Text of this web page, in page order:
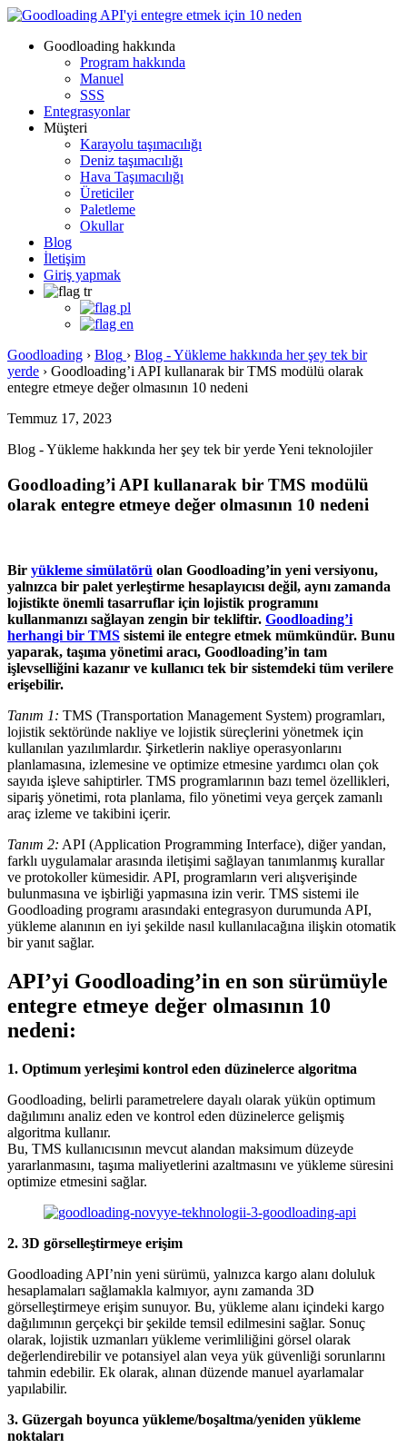
Goodloading hakkında
Program hakkında
Manuel
SSS
Entegrasyonlar
Müşteri
Karayolu taşımacılığı
Deniz taşımacılığı
Hava Taşımacılığı
Üreticiler
Paletleme
Okullar
Blog
İletişim
Giriş yapmak
Goodloading › Blog › Blog - Yükleme hakkında her şey tek bir
yerde › Goodloading’i API kullanarak bir TMS modülü olarak
entegre etmeye değer olmasının 10 nedeni
Temmuz 17, 2023
Blog - Yükleme hakkında her şey tek bir yerde Yeni teknolojiler
Goodloading’i API kullanarak bir TMS modülü
olarak entegre etmeye değer olmasının 10 nedeni
Bir yükleme simülatörü olan Goodloading’in yeni versiyonu,
yalnızca bir palet yerleştirme hesaplayıcısı değil, aynı zamanda
lojistikte önemli tasarruflar için lojistik programını
kullanmanızı sağlayan zengin bir tekliftir. Goodloading’i
herhangi bir TMS sistemi ile entegre etmek mümkündür. Bunu
yaparak, taşıma yönetimi aracı, Goodloading’in tam
işlevselliğini kazanır ve kullanıcı tek bir sistemdeki tüm verilere
erişebilir.
Tanım 1: TMS (Transportation Management System) programları,
lojistik sektöründe nakliye ve lojistik süreçlerini yönetmek için
kullanılan yazılımlardır. Şirketlerin nakliye operasyonlarını
planlamasına, izlemesine ve optimize etmesine yardımcı olan çok
sayıda işleve sahiptirler. TMS programlarının bazı temel özellikleri,
sipariş yönetimi, rota planlama, filo yönetimi veya gerçek zamanlı
araç izleme ve takibini içerir.
Tanım 2: API (Application Programming Interface), diğer yandan,
farklı uygulamalar arasında iletişimi sağlayan tanımlanmış kurallar
ve protokoller kümesidir. API, programların veri alışverişinde
bulunmasına ve işbirliği yapmasına izin verir. TMS sistemi ile
Goodloading programı arasındaki entegrasyon durumunda API,
yükleme alanının en iyi şekilde nasıl kullanılacağına ilişkin otomatik
bir yanıt sağlar.
API’yi Goodloading’in en son sürümüyle
entegre etmeye değer olmasının 10
nedeni:
1. Optimum yerleşimi kontrol eden düzinelerce algoritma
Goodloading, belirli parametrelere dayalı olarak yükün optimum
dağılımını analiz eden ve kontrol eden düzinelerce gelişmiş
algoritma kullanır.
Bu, TMS kullanıcısının mevcut alandan maksimum düzeyde
yararlanmasını, taşıma maliyetlerini azaltmasını ve yükleme süresini
optimize etmesini sağlar.
2. 3D görselleştirmeye erişim
Goodloading API’nin yeni sürümü, yalnızca kargo alanı doluluk
hesaplamaları sağlamakla kalmıyor, aynı zamanda 3D
görselleştirmeye erişim sunuyor. Bu, yükleme alanı içindeki kargo
dağılımının gerçekçi bir şekilde temsil edilmesini sağlar. Sonuç
olarak, lojistik uzmanları yükleme verimliliğini görsel olarak
değerlendirebilir ve potansiyel alan veya yük güvenliği sorunlarını
tahmin edebilir. Ek olarak, alınan düzende manuel ayarlamalar
yapılabilir.
3. Güzergah boyunca yükleme/boşaltma/yeniden yükleme
noktaları